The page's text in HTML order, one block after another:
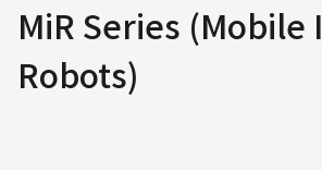
MiR Series
Robots)